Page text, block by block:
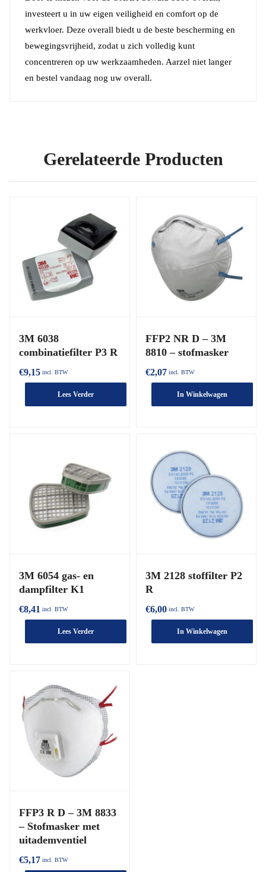
investeert u in uw eigen veiligheid en comfort op de
werkvloer. Deze overall biedt u de beste bescherming en
bewegingsvrijheid, zodat u zich volledig kunt
concentreren op uw werkzaamheden. Aarzel niet langer
en bestel vandaag nog uw overall.
Gerelateerde Producten
3M 6038
combinatiefilter P3 R
€9,15 incl. BTW
Lees Verder
FFP2 NR D – 3M
8810 – stofmasker
€2,07 incl. BTW
In Winkelwagen
3M 6054 gas- en
dampfilter K1
€8,41 incl. BTW
Lees Verder
3M 2128 stoffilter P2
R
€6,00 incl. BTW
In Winkelwagen
FFP3 R D – 3M 8833
– Stofmasker met
uitademventiel
€5,17 incl. BTW